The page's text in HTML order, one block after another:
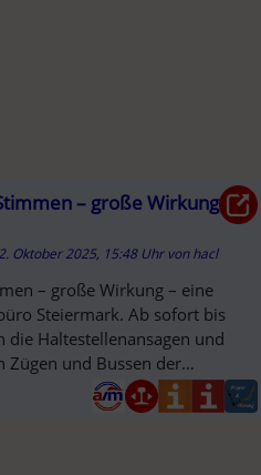
– große Wirkung
Oktober 2025, 15:48 Uhr vonhacl
– große Wirkung – eine
Steiermark. Ab sofort bis
die Haltestellenansagen und
und Bussen der